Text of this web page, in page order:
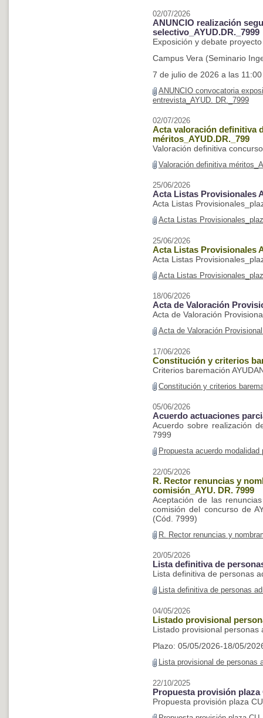
02/07/2026
ANUNCIO realización
selectivo_AYUD.DR._7999
Exposición y debate
Campus Vera (Seminario
7 de julio de 2026 a las
ANUNCIO convocatoria
entrevista_AYUD. DR._7999
02/07/2026
Acta valoración definitiva
méritos_AYUD.DR._799
Valoración definitiva
Valoración definitiva
25/06/2026
Acta Listas Provisionales
Acta Listas
Acta Listas
25/06/2026
Acta Listas Provisionales
Acta Listas
Acta Listas
18/06/2026
Acta de Valoración
Acta de Valoración
Acta de Valoración
17/06/2026
Constitución y criterios
Criterios baremación
Constitución y criterios
05/06/2026
Acuerdo actuaciones
Acuerdo sobre realización
7999
Propuesta acuerdo
22/05/2026
R. Rector renuncias y
comisión_AYU. DR. 7999
Aceptación de las
comisión del concurso de
(Cód. 7999)
R. Rector renuncias y
20/05/2026
Lista definitiva de
Lista definitiva de personas
Lista definitiva de personas
04/05/2026
Listado provisional
Listado provisional personas
Plazo: 05/05/2026-18/05/
Lista provisional de personas
22/10/2025
Propuesta provisión plaza
Propuesta provisión plaza